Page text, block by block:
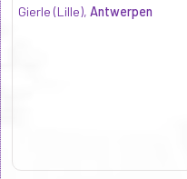
Gierle (Lille), Antwerpen